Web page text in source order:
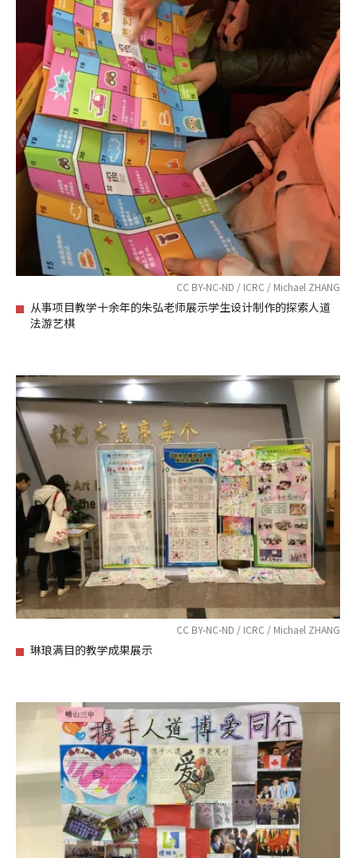
CC BY-NC-ND / ICRC / Michael ZHANG
从事项目教学十余年的朱弘老师展示学生设计制作的探索人道
法游艺棋
CC BY-NC-ND / ICRC / Michael ZHANG
琳琅满目的教学成果展示